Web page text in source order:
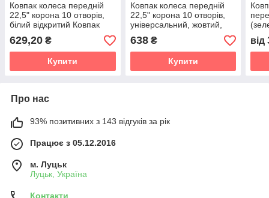
Ковпак колеса передній
22,5" корона 10 отворів,
білий відкритий Ковпак
колеса передній 22,5
білий
629,20 ₴
Купити
Ковпак колеса передній
22,5" корона 10 отворів,
універсальний, жовтий,
відкритий
638₴
Купити
від
Про нас
93% позитивних з 143 відгуків за рік
Працює з 05.12.2016
м. Луцьк
Луцьк, Україна
Контакти